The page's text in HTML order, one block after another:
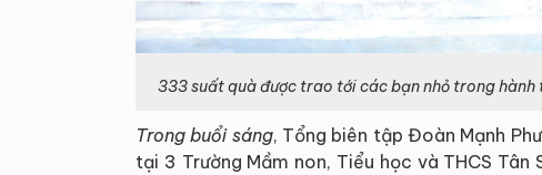
333 suất quà được trao tới các bạn nhỏ trong hành
Trong buổi sáng, Tổng biên tập Đoàn Mạnh
tại 3 Trường Mầm non, Tiểu học và THCS